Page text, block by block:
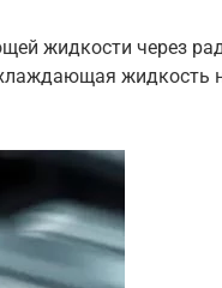
жидкости через
жидкость